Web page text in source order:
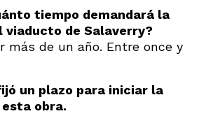
tiempo demandará la
de Salaverry?
más de un año. Entre once y
un plazo para iniciar la
obra.